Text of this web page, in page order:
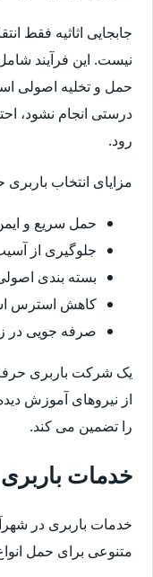
جابجایی اثاثیه فقط
نیست. این فرآیند
حمل و تخلیه اصولی
درستی انجام نشود،
رود.
مزایای انتخاب
حمل سریع و
جلوگیری از
بسته بندی
کاهش استرس
صرفه جویی در
یک شرکت باربری حرفه
از نیروهای آموزش
را تضمین می کند.
خدمات
خدمات باربری در
متنوعی برای حمل